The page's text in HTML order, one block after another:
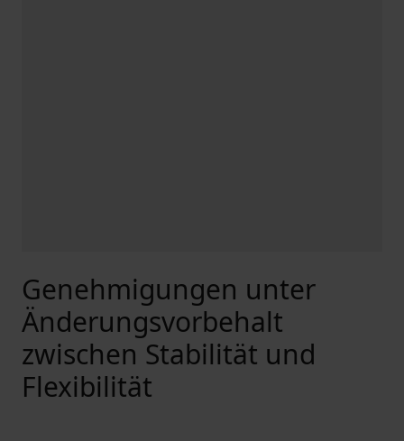
Genehmigungen unter
Änderungsvorbehalt
zwischen Stabilität und
Flexibilität